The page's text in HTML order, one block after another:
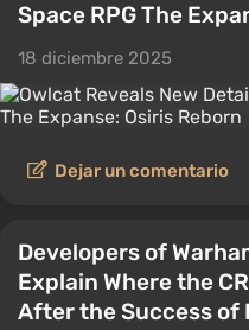
Space RPG The
18 diciembre 2025
Dejar un comentario
Developers of
Explain Where the
After the Success of